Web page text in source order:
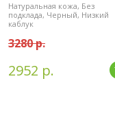
Натуральная кожа, Без
подклада, Черный, Низкий
каблук
3280 р.
2952 р.